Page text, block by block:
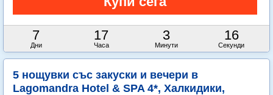
7
Дни
17
Часа
3
Минути
14
Секунди
5 нощувки със закуски и вечери в
Lagomandra Hotel & SPA 4*, Халкидики,